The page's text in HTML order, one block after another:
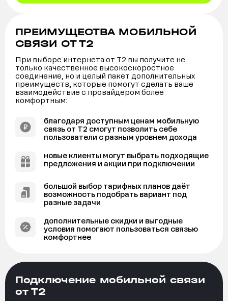
Подключение мобильной связи
от Т2
ПРЕИМУЩЕСТВА МОБИЛЬНОЙ
СВЯЗИ ОТ Т2
При выборе интернета от Т2 вы получите не
только качественное высокоскоростное
соединение, но и целый пакет дополнительных
преимуществ, которые помогут сделать ваше
взаимодействие с провайдером более
комфортным:
благодаря доступным ценам мобильную
связь от Т2 смогут позволить себе
пользователи с разным уровнем дохода
новые клиенты могут выбрать подходящие
предложения и акции при подключении
большой выбор тарифных планов даёт
возможность подобрать вариант под
разные задачи
дополнительные скидки и выгодные
условия помогают пользоваться связью
комфортнее